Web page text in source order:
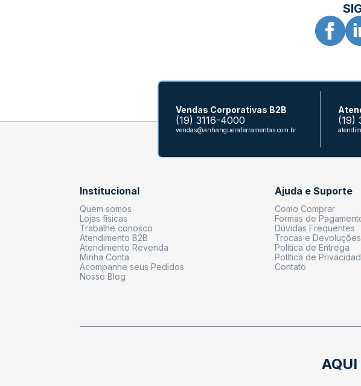
Vendas Corporativas B2B
(19) 3116-4000
vendas@anhangueraferramentas.com.br
(19)
Institucional
Quem somos
Lojas físicas
Trabalhe conosco
Atendimento B2B
Atendimento Revenda
Minha Conta
Acompanhe seus Pedidos
Nosso Blog
Ajuda e Suporte
Como Comprar
Formas de
Dúvidas Frequentes
Trocas e Devoluções
Política de Entrega
Política de
Contato